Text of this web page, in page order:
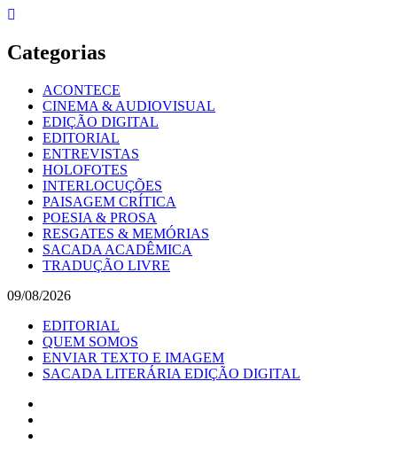
Skip
content
Categorias
ACONTECE
CINEMA & AUDIOVISUAL
EDIÇÃO DIGITAL
EDITORIAL
ENTREVISTAS
HOLOFOTES
INTERLOCUÇÕES
PAISAGEM CRÍTICA
POESIA & PROSA
RESGATES & MEMÓRIAS
SACADA ACADÊMICA
TRADUÇÃO LIVRE
09/08/2026
EDITORIAL
QUEM SOMOS
ENVIAR TEXTO E IMAGEM
SACADA LITERÁRIA EDIÇÃO DIGITAL